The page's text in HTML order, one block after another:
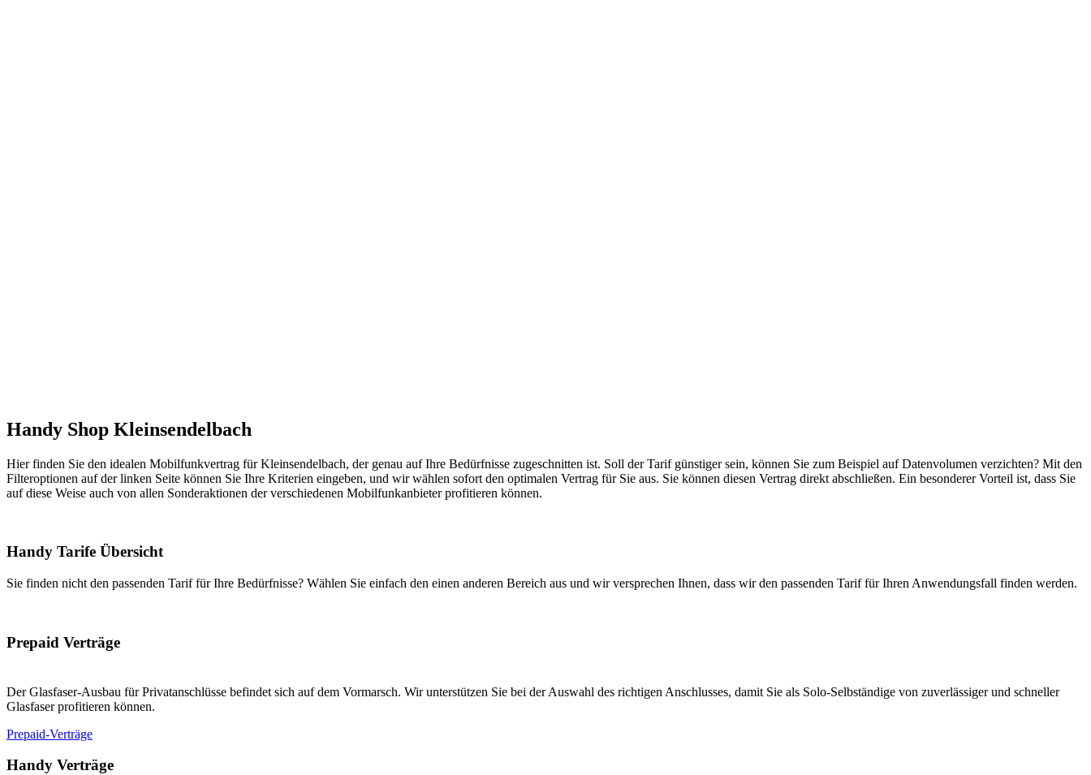
Handy Shop Kleinsendelbach
Hier finden Sie den idealen Mobilfunkvertrag für Kleinsendelbach, der genau auf Ihre Bedürfnisse zugeschnitten ist. Soll der Tarif günstiger sein, können Sie zum Beispiel auf Datenvolumen verzichten? Mit den
Filteroptionen auf der linken Seite können Sie Ihre Kriterien eingeben, und wir wählen sofort den optimalen Vertrag für Sie aus. Sie können diesen Vertrag direkt abschließen. Ein besonderer Vorteil ist, dass Sie
auf diese Weise auch von allen Sonderaktionen der verschiedenen Mobilfunkanbieter profitieren können.
Handy Tarife Übersicht
Sie finden nicht den passenden Tarif für Ihre Bedürfnisse? Wählen Sie einfach den einen anderen Bereich aus und wir versprechen Ihnen, dass wir den passenden Tarif für Ihren Anwendungsfall finden werden.
Prepaid Verträge
Der Glasfaser-Ausbau für Privatanschlüsse befindet sich auf dem Vormarsch. Wir unterstützen Sie bei der Auswahl des richtigen Anschlusses, damit Sie als Solo-Selbständige von zuverlässiger und schneller
Glasfaser profitieren können.
Prepaid-Verträge
Handy Verträge